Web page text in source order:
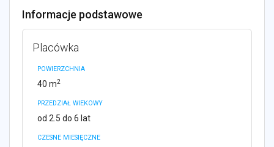
Informacje podstawowe
Placówka
POWIERZCHNIA
40 m2
PRZEDZIAŁ WIEKOWY
od 2.5 do 6 lat
CZESNE MIESIĘCZNE